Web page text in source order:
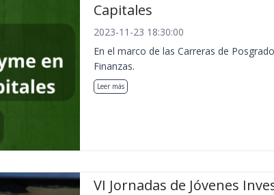
Capitales
2023-11-23 18:30:00
En el marco de las Carreras de
Finanzas.
Leer más
VI Jornadas de Jóvenes